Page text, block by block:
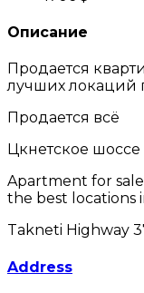
Описание
Продается
лучших локаций
Продается всё
Цкнетское шоссе
Apartment for
the best locations
Takneti Highway
Address